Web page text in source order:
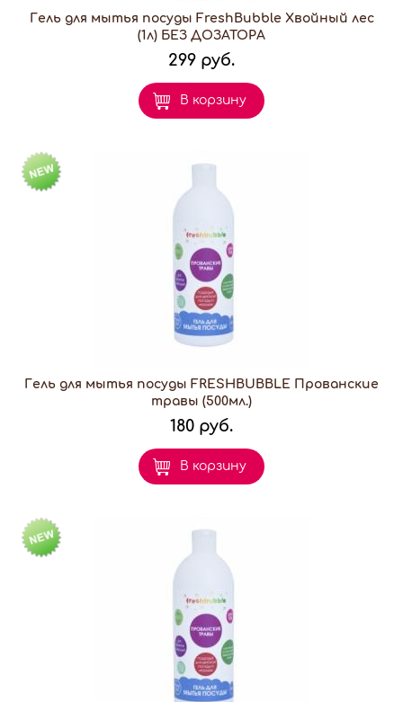
Гель для мытья посуды FreshBubble Хвойный лес
(1л) БЕЗ ДОЗАТОРА
299 руб.
В корзину
Гель для мытья посуды FRESHBUBBLE Прованские
травы (500мл.)
180 руб.
В корзину